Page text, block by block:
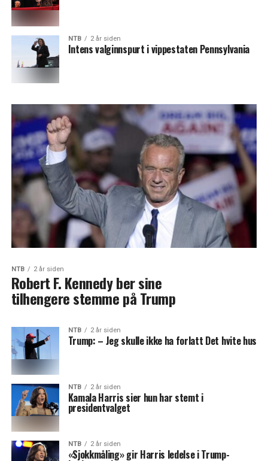
NTB 2 år siden
Intens valginnspurt i vippestaten Pennsylvania
NTB 2 år siden
Robert F. Kennedy ber sine
tilhengere stemme på Trump
NTB 2 år siden
Trump: – Jeg skulle ikke ha forlatt Det hvite hus
NTB 2 år siden
Kamala Harris sier hun har stemt i
presidentvalget
NTB 2 år siden
«Sjokkmåling» gir Harris ledelse i Trump-